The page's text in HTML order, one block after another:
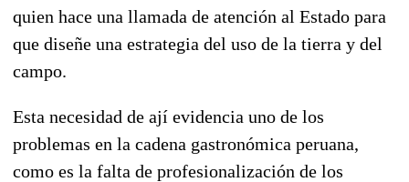
quien hace una llamada de atención al Estado para
que diseñe una estrategia del uso de la tierra y del
campo.
Esta necesidad de ají evidencia uno de los
problemas en la cadena gastronómica peruana,
como es la falta de profesionalización de los